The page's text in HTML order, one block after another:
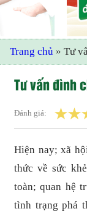
Trang chủ »Tư
Tư vấn đình
Đánh giá:
Hiện nay; xã
thức về sức
toàn; quan hệ
tình trạng phá